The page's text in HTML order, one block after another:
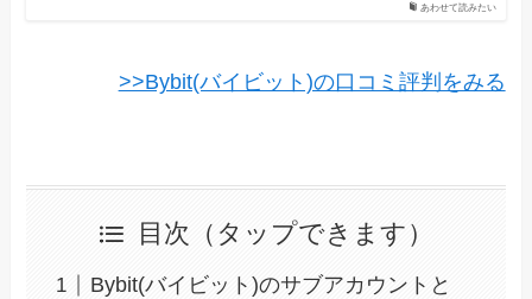
あわせて読みたい
>>Bybit(バイビット)の口コミ評判をみる
目次（タップできます）
Bybit(バイビット)のサブアカウントと